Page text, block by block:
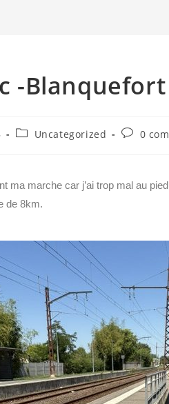
-Blanquefort
Uncategorized 0
ma marche car j’ai trop mal au
de 8km.